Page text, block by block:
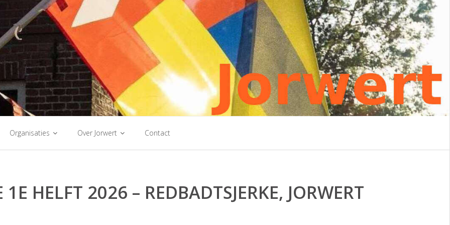
Organisaties Over Jorwert Contact
HELFT 2026 – REDBADTSJERKE, JORWERT